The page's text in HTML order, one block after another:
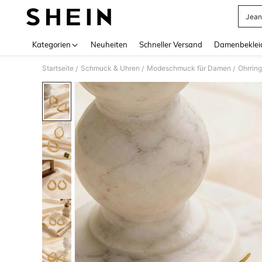
Kategorien Neuheiten Schneller Versand
Startseite / Schmuck & Uhren / Modeschmuck für Damen /